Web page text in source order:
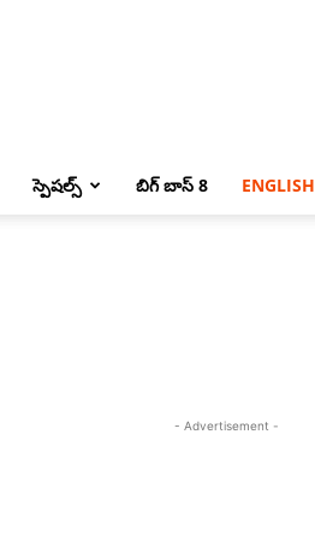
స్పెషల్స్ బిగ్ బాస్ 8 ENGLISH
- Advertisement -